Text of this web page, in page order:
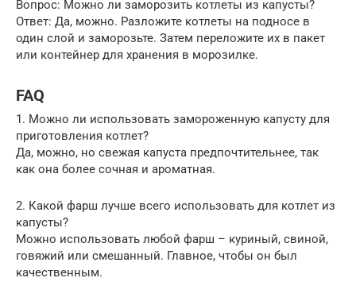
Вопрос: Можно ли заморозить котлеты из капусты?
Ответ: Да, можно. Разложите котлеты на подносе в
один слой и заморозьте. Затем переложите их в пакет
или контейнер для хранения в морозилке.
FAQ
1. Можно ли использовать замороженную капусту для
приготовления котлет?
Да, можно, но свежая капуста предпочтительнее, так
как она более сочная и ароматная.
2. Какой фарш лучше всего использовать для котлет из
капусты?
Можно использовать любой фарш – куриный, свиной,
говяжий или смешанный. Главное, чтобы он был
качественным.